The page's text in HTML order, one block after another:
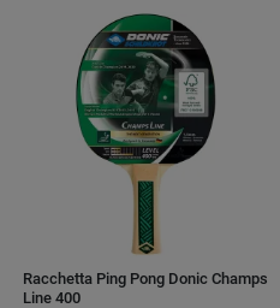
Racchetta Ping Pong Donic Champs
Line 400